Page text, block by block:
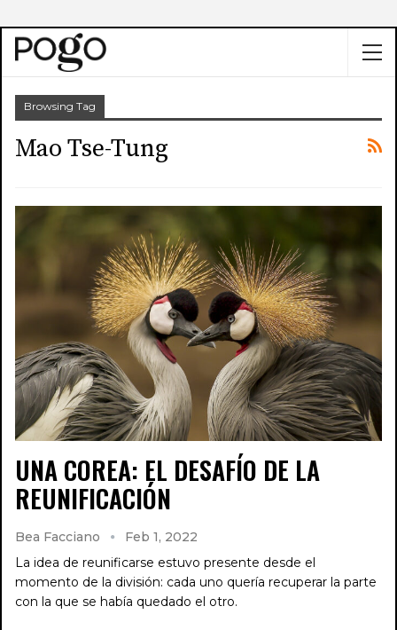
Browsing Tag
Mao Tse-Tung
UNA COREA: EL DESAFÍO DE LA
REUNIFICACIÓN
Bea Facciano
Feb 1, 2022
La idea de reunificarse estuvo presente desde el
momento de la división: cada uno quería recuperar la parte
con la que se había quedado el otro.